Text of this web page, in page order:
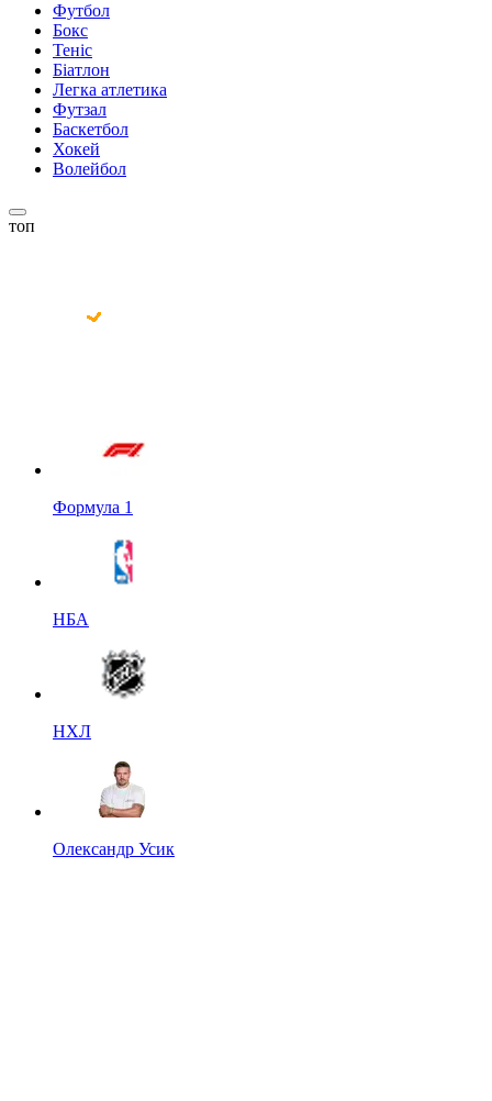
Футбол
Бокс
Теніс
Біатлон
Легка атлетика
Футзал
Баскетбол
Хокей
Волейбол
топ
Формула 1
НБА
НХЛ
Олександр Усик